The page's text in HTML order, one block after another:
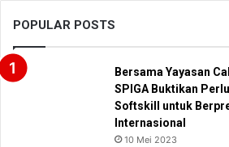
POPULAR POSTS
Bersama Yayasan
SPIGA Buktikan
Softskill untuk
Internasional
10 Mei 2023